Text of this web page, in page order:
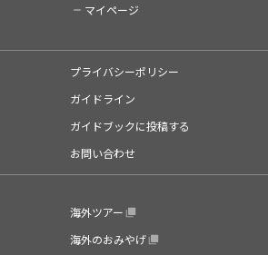
マイページ
プライバシーポリシー
ガイドライン
ガイドブックに投稿する
お問い合わせ
海外ツアー
海外のおみやげ